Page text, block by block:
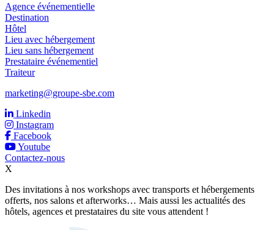
Agence événementielle
Destination
Hôtel
Lieu avec hébergement
Lieu sans hébergement
Prestataire événementiel
Traiteur
marketing@groupe-sbe.com
Linkedin
Instagram
Facebook
Youtube
Contactez-nous
X
Des invitations à nos workshops avec transports et hébergements
offerts, nos salons et afterworks… Mais aussi les actualités des
hôtels, agences et prestataires du site vous attendent !